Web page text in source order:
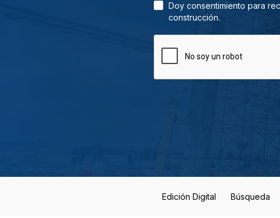
Doy consentimiento para
construcción.
Edición Digital Búsqueda